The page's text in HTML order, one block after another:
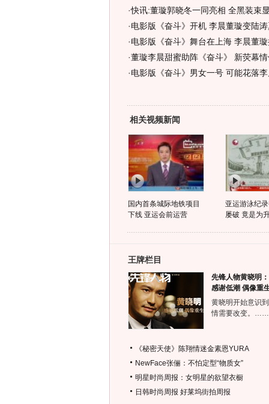
·快讯:董璇郭晓冬一同亮相 全黑装束
·电影版《奋斗》开机 李晨董璇变陆
·电影版《奋斗》舞台在上海 李晨董
·董璇李晨甜蜜助阵《奋斗》 新荧幕
·电影版《奋斗》男女一号 可能花落
相关视频新闻
国内首条城际地铁项目
下线 亚运会前运营
亚运游泳纪
屡破 竟是为
王牌栏目
先锋人物黄晓明：
感谢低潮 偶像重
黄晓明开始意识
情需要改变。……
《秘密天使》陈翔情迷金素恩YURA
NewFace张俪：不怕定型“物质女”
明星时尚周报：女明星的欲望衣橱
日韩时尚周报 好莱坞街拍周报